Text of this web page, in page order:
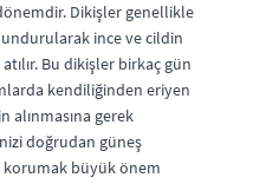
Dikişler genellikle
ince ve cildin
Bu dikişler birkaç gün
kendiliğinden eriyen
alınmasına gerek
doğrudan güneş
korumak büyük önem